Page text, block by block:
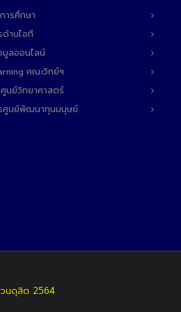
ารศึกษา
ด้านไอที
มูลออนไลน์
คณะวิทย์ฯ
นย์วิทยาศาสตร์
ศูนย์พัฒนาทุนมนุษย์
วนดุสิต 2564